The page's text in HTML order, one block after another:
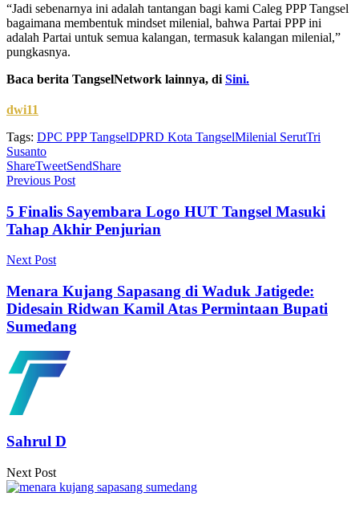
“Jadi sebenarnya ini adalah tantangan bagi kami Caleg PPP Tangsel
bagaimana membentuk mindset milenial, bahwa Partai PPP ini
adalah Partai untuk semua kalangan, termasuk kalangan milenial,”
pungkasnya.
Baca berita TangselNetwork lainnya, di Sini.
dwi11
Tags: DPC PPP TangselDPRD Kota TangselMilenial SerutTri
Susanto
ShareTweetSendShare
Previous Post
5 Finalis Sayembara Logo HUT Tangsel Masuki
Tahap Akhir Penjurian
Next Post
Menara Kujang Sapasang di Waduk Jatigede:
Didesain Ridwan Kamil Atas Permintaan Bupati
Sumedang
Sahrul D
Next Post